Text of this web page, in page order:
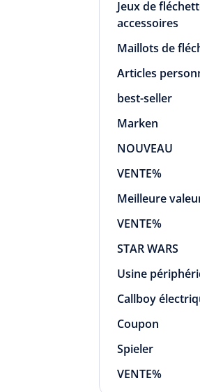
Jeux de
accessoires
Maillots de
Articles
best-seller
Marken
NOUVEAU
VENTE%
Meilleure
VENTE%
STAR WARS
Usine
Callboy
Coupon
Spieler
VENTE%